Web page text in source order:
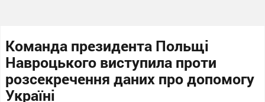
Команда президента Польщі
Навроцького виступила проти
розсекречення даних про допомогу
Україні